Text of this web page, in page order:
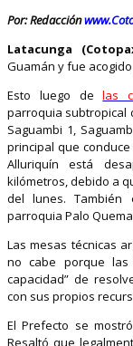
Por: Redacción
Latacunga
Guamán y fue
Esto luego delas
parroquia subtropical
Saguambi 1,
principal que
Alluriquín está
kilómetros, debido a
del lunes.
parroquia Palo
Las mesas técnicas
no cabe porque las
capacidad” de
con sus propios
El Prefecto se
Resaltó que